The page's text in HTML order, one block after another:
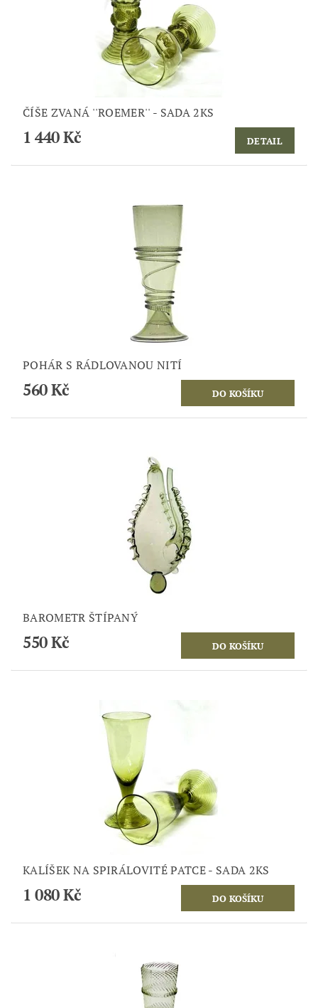
ČÍŠE ZVANÁ ''ROEMER'' - SADA 2KS
1 440 Kč DETAIL
POHÁR S RÁDLOVANOU NITÍ
560 Kč
BAROMETR ŠTÍPANÝ
550 Kč
KALÍŠEK NA SPIRÁLOVITÉ PATCE - SADA 2KS
1 080 Kč